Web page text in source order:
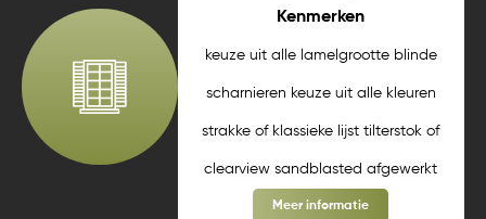
Kenmerken
keuze uit alle lamelgrootte blinde
scharnieren keuze uit alle kleuren
strakke of klassieke lijst tilterstok of
clearview sandblasted afgewerkt
Meer informatie